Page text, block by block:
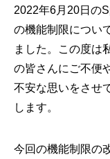
2022年6月20日の
の機能制限につい
ました。この度は
の皆さんにご不便
不安な思いをさせ
します。
今回の機能制限の